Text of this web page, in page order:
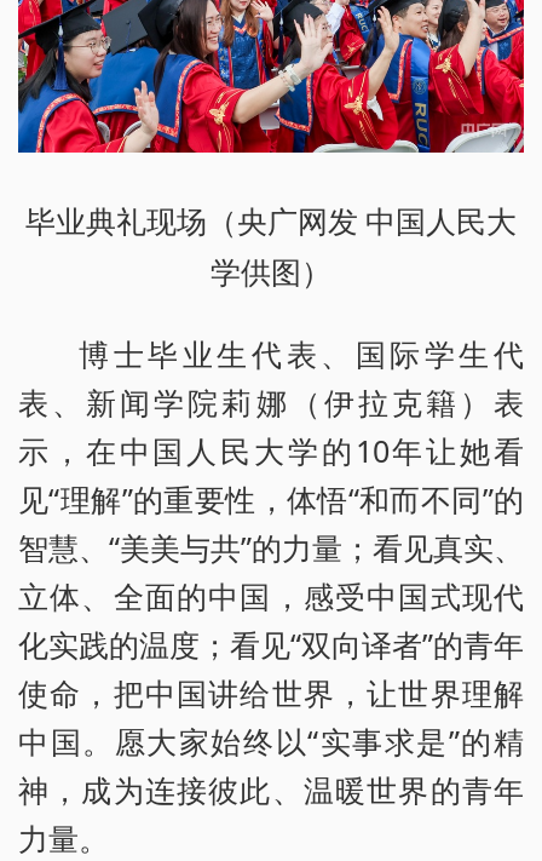
毕业典礼现场（央广网发 中国人民大
学供图）
博士毕业生代表、国际学生代
表、新闻学院莉娜（伊拉克籍）表
示，在中国人民大学的10年让她看
见“理解”的重要性，体悟“和而不同”的
智慧、“美美与共”的力量；看见真实、
立体、全面的中国，感受中国式现代
化实践的温度；看见“双向译者”的青年
使命，把中国讲给世界，让世界理解
中国。愿大家始终以“实事求是”的精
神，成为连接彼此、温暖世界的青年
力量。